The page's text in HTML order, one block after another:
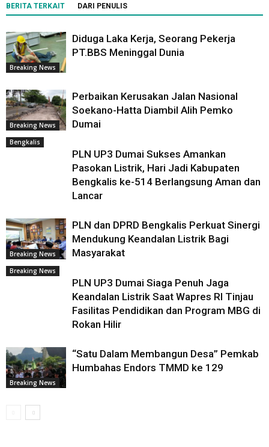
BERITA TERKAIT DARI PENULIS
Breaking News
Diduga Laka Kerja, Seorang Pekerja
PT.BBS Meninggal Dunia
Breaking News
Perbaikan Kerusakan Jalan Nasional
Soekano-Hatta Diambil Alih Pemko
Dumai
Bengkalis
PLN UP3 Dumai Sukses Amankan
Pasokan Listrik, Hari Jadi Kabupaten
Bengkalis ke-514 Berlangsung Aman dan
Lancar
Breaking News
PLN dan DPRD Bengkalis Perkuat Sinergi
Mendukung Keandalan Listrik Bagi
Masyarakat
Breaking News
PLN UP3 Dumai Siaga Penuh Jaga
Keandalan Listrik Saat Wapres RI Tinjau
Fasilitas Pendidikan dan Program MBG di
Rokan Hilir
Breaking News
“Satu Dalam Membangun Desa” Pemkab
Humbahas Endors TMMD ke 129